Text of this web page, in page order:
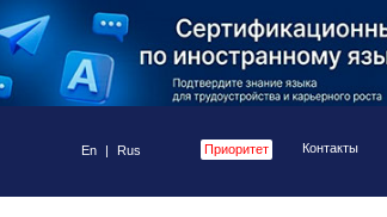
En Rus Приоритет Контакты